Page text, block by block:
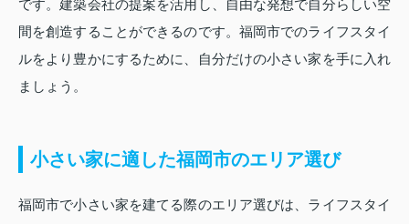
です。建築会社の提案を活用し、自由な発想で自分らしい空
間を創造することができるのです。福岡市でのライフスタイ
ルをより豊かにするために、自分だけの小さい家を手に入れ
ましょう。
小さい家に適した福岡市のエリア選び
福岡市で小さい家を建てる際のエリア選びは、ライフスタイ